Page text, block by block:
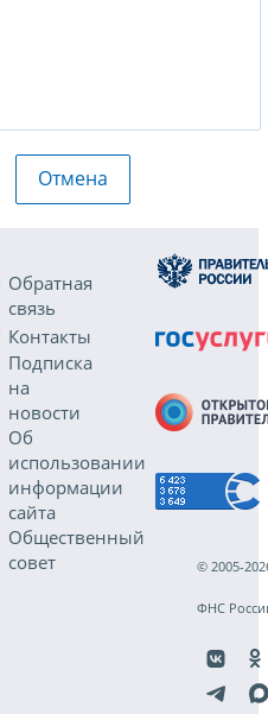
Отмена
Обратная
связь
Контакты
Подписка
на
новости
Об
использовании
информации
сайта
Общественный
совет
© 2005-
ФНС